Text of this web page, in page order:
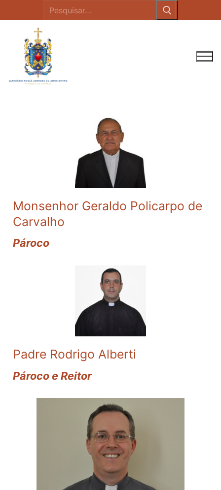
Monsenhor Geraldo Policarpo de
Carvalho
Pároco
Padre Rodrigo Alberti
Pároco e Reitor